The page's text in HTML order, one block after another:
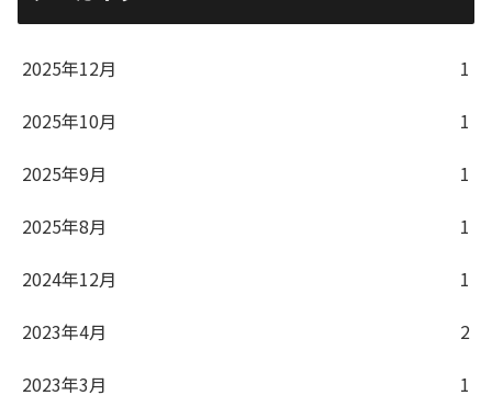
2025年12月
1
2025年10月
1
2025年9月
1
2025年8月
1
2024年12月
1
2023年4月
2
2023年3月
1